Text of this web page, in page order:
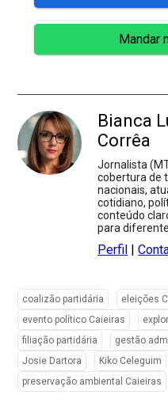
Mandar
Bianca
Corrêa
Jornalista
cobertura de
nacionais,
cotidiano,
conteúdo
para
Perfil |
coalizão partidária
eleições
evento político Caieiras
filiação partidária
gestão
Josie Dartora
Kiko Celeguim
preservação ambiental Caieiras